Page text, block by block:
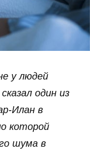
у людей
один из
Илан в
которой
шума в